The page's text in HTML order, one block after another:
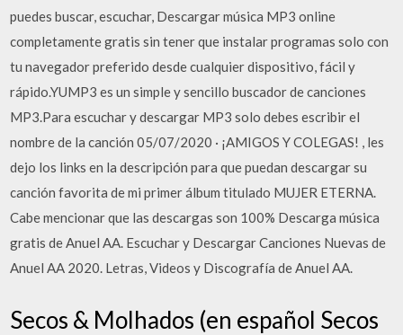
puedes buscar, escuchar, Descargar música MP3 online
completamente gratis sin tener que instalar programas solo con
tu navegador preferido desde cualquier dispositivo, fácil y
rápido.YUMP3 es un simple y sencillo buscador de canciones
MP3.Para escuchar y descargar MP3 solo debes escribir el
nombre de la canción 05/07/2020 · ¡AMIGOS Y COLEGAS! , les
dejo los links en la descripción para que puedan descargar su
canción favorita de mi primer álbum titulado MUJER ETERNA.
Cabe mencionar que las descargas son 100% Descarga música
gratis de Anuel AA. Escuchar y Descargar Canciones Nuevas de
Anuel AA 2020. Letras, Videos y Discografía de Anuel AA.
Secos & Molhados (en español Secos